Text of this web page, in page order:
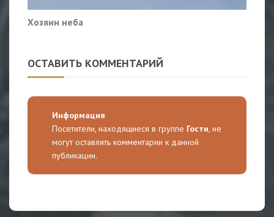
Хозяин неба
ОСТАВИТЬ КОММЕНТАРИЙ
Информация
Посетители, находящиеся в группе Гости, не
могут оставлять комментарии к данной
публикации.